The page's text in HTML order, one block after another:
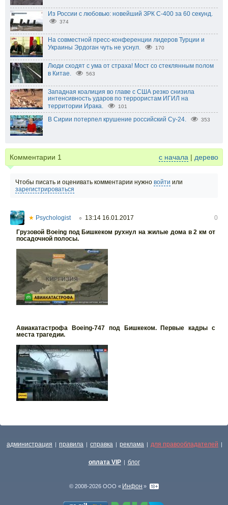
Из России с любовью: новейший ЗРК С-400 за 60 секунд.
374
На совместной пресс-конференции лидеров Турции и
Украины Эрдоган чуть не уснул.
170
Люди сходят с ума от страха! Мост со стеклянным полом
в Китае.
563
Западная коалиция во главе с США резко снизила
интенсивность ударов по террористам ИГИЛ на
территории Ирака.
101
В Сирии потерпел крушение российский Су-24. 353
Комментарии 1 с начала | дерево
Чтобы писать и оценивать комментарии нужно войти или
зарегистрироваться
★ Psychologist ○ 13:14 16.01.2017
0
Грузовой Boeing под Бишкеком рухнул на жилые дома в 2 км от
посадочной полосы.
Авиакатастрофа Boeing-747 под Бишкеком. Первые кадры с
места трагедии.
администрация | правила | справка | реклама | для правообладателей |
оплата VIP | блог
© 2008-2026 ООО « Инфон »